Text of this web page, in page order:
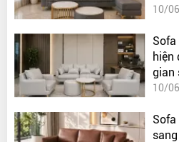
10/
hiện
gian
10/